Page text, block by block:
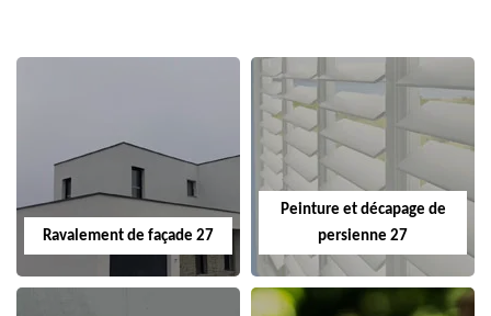
Ravalement de façade 27
Peinture et décapage de
persienne 27